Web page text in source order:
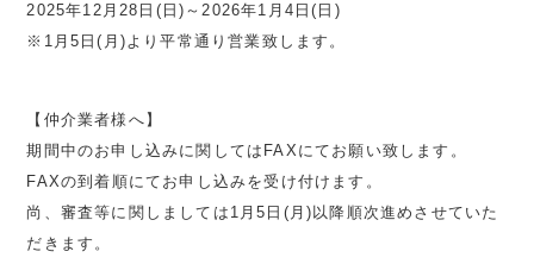
2025年12月28日(日)～2026年1月4日(日)
※1月5日(月)より平常通り営業致します。
【仲介業者様へ】
期間中のお申し込みに関してはFAXにてお願い致します。
FAXの到着順にてお申し込みを受け付けます。
尚、審査等に関しましては1月5日(月)以降順次進めさせていた
だきます。